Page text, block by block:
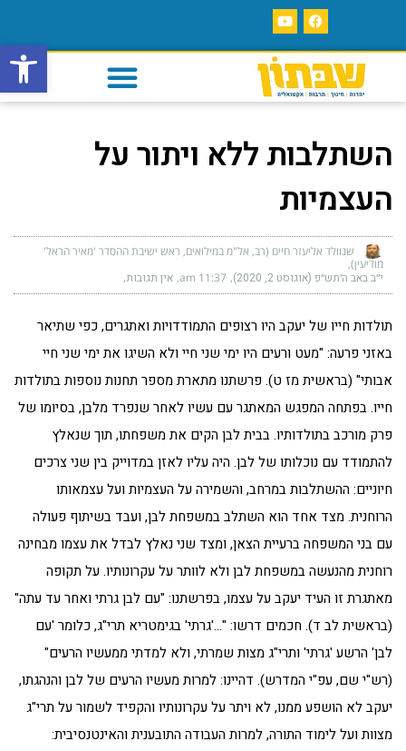
פתח
השתלבות ללא ויתור על
העצמיות
שנוולד אליעזר חיים (רב, אל"מ במילואים, ראש ישיבת ההסדר 'מאיר הראל'
מודיעין)
י״ב באב ה׳תש״פ (אוגוסט 2, 2020) 11:37 am אין תגובות
תולדות חייו של יעקב היו רצופים התמודדויות ואתגרים, כפי שתיאר
באזני פרעה: "מעט ורעים היו ימי שני חיי ולא השיגו את ימי שני חיי
אבותי" (בראשית מז ט). פרשתנו מתארת מספר תחנות נוספות בתולדות
חייו. בפתחה המפגש המאתגר עם עשיו לאחר שנפרד מלבן, בסיומו של
פרק מורכב בתולדותיו. בבית לבן הקים את משפחתו, תוך שנאלץ
להתמודד עם נוכלותו של לבן. היה עליו לאזן במדוייק בין שני צרכים
חיוניים: ההשתלבות במרחב, והשמירה על העצמיות ועל עצמאותו
הרוחנית. מצד אחד הוא השתלב במשפחת לבן, ועבד בשיתוף פעולה
עם בני המשפחה ברעיית הצאן, ומצד שני נאלץ לבדל את עצמו מבחינה
רוחנית מהנעשה במשפחת לבן ולא לוותר על עקרונותיו. על תקופה
מאתגרת זו העיד יעקב על עצמו, בפרשתנו: "עם לבן גרתי ואחר עד עתה"
(בראשית לב ד). חכמים דרשו: "…'גרתי' בגימטריא תרי"ג, כלומר 'עם
לבן' הרשע 'גרתי' ותרי"ג מצות שמרתי, ולא למדתי ממעשיו הרעים"
(רש"י שם, עפ"י המדרש). דהיינו: למרות מעשיו הרעים של לבן והנהגתו,
יעקב לא הושפע ממנו, לא ויתר על עקרונותיו והקפיד לשמור על תרי"ג
מצוות ועל לימוד התורה, למרות העבודה התובענית והאינטנסיבית: